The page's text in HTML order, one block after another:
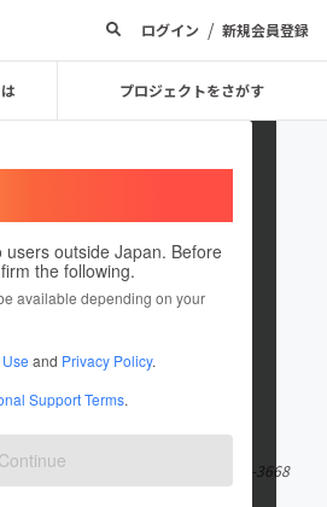
ログイン / 新規会員登録
プロジェクトをさがす
outside Japan. Before
the following.
available depending on your
and Privacy Policy.
Support Terms.
Continue
クトを投稿しています
府
府
4丁目3ー1ー104 TEL / FAX 072-475-3668
〜PM7 もっと見る